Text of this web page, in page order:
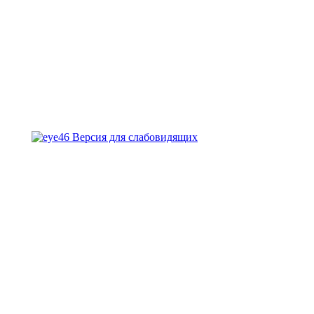
Версия для слабовидящих